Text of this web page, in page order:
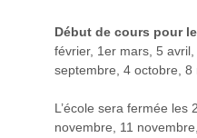
Début de cours pour
février, 1er mars, 5
septembre, 4 octobre, 8
L’école sera fermée les
novembre, 11